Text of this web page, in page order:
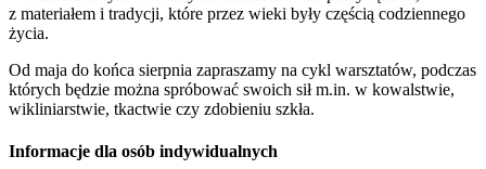
z materiałem i tradycji, które przez wieki były częścią codziennego
życia.
Od maja do końca sierpnia zapraszamy na cykl warsztatów, podczas
których będzie można spróbować swoich sił m.in. w kowalstwie,
wikliniarstwie, tkactwie czy zdobieniu szkła.
Informacje dla osób indywidualnych